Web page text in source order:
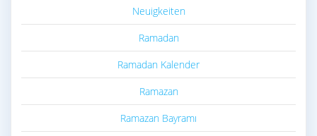
Neuigkeiten
Ramadan
Ramadan Kalender
Ramazan
Ramazan Bayramı